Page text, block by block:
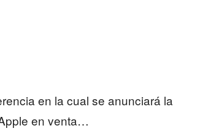
en la cual se anunciará la
en venta…